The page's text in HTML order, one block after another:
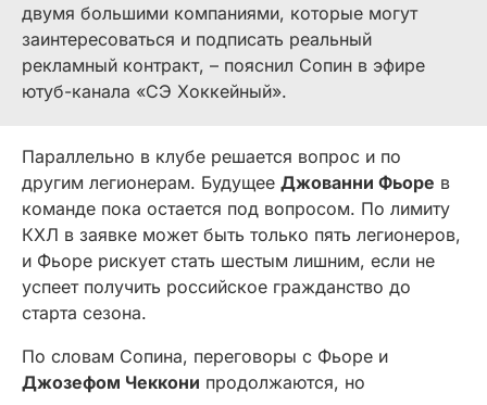
двумя большими компаниями, которые могут
заинтересоваться и подписать реальный
рекламный контракт, – пояснил Сопин в эфире
ютуб-канала «СЭ Хоккейный».
Параллельно в клубе решается вопрос и по
другим легионерам. Будущее Джованни Фьоре в
команде пока остается под вопросом. По лимиту
КХЛ в заявке может быть только пять легионеров,
и Фьоре рискует стать шестым лишним, если не
успеет получить российское гражданство до
старта сезона.
По словам Сопина, переговоры с Фьоре и
Джозефом Чеккони продолжаются, но